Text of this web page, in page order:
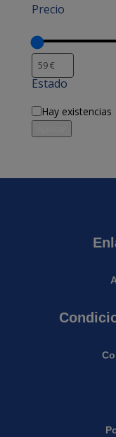
Precio
Estado
Disponibilidad
Hay existencias